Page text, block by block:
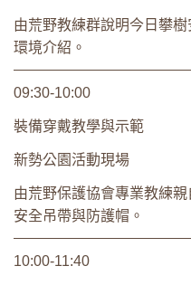
由荒野教練群說明今日攀
環境介紹。
09:30-10:00
裝備穿戴教學與示範
新勢公園活動現場
由荒野保護協會專業教練
安全吊帶與防護帽。
10:00-11:40